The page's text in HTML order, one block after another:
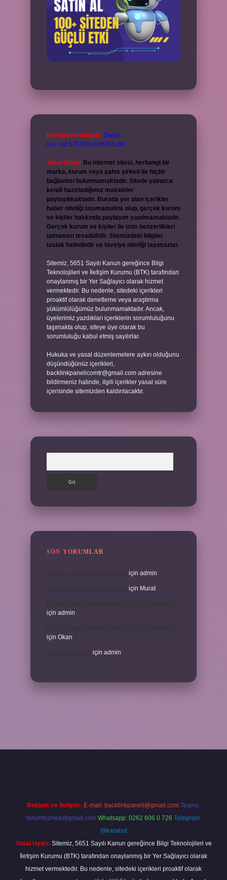
Reklam ve İletişim: Skype:
live:.cid.575569c608265c69
Yasal Uyarı: Bu internet sitesi, herhangi bir
marka, kurum veya şahıs şirketi ile hiçbir
bağlantısı bulunmamaktadır. Sitede yalnızca
kendi hazırladığımız makaleler
paylaşılmaktadır. Burada yer alan içerikler
haber niteliği taşımamakta olup, gerçek kurum
ve kişiler hakkında paylaşım yapılmamaktadır.
Gerçek kurum ve kişiler ile isim benzerlikleri
tamamen tesadüfidir. Sitemizdeki bilgiler
taslak halindedir ve tavsiye niteliği taşımazlar.
Sitemiz, 5651 Sayılı Kanun gereğince Bilgi
Teknolojileri ve İletişim Kurumu (BTK) tarafından
onaylanmış bir Yer Sağlayıcı olarak hizmet
vermektedir. Bu nedenle, sitedeki içerikleri
proaktif olarak denetleme veya araştırma
yükümlülüğümüz bulunmamaktadır. Ancak,
üyelerimiz yazdıkları içeriklerin sorumluluğunu
taşımakta olup, siteye üye olarak bu
sorumluluğu kabul etmiş sayılırlar.
Hukuka ve yasal düzenlemelere aykırı olduğunu
düşündüğünüz içerikleri,
backlinkpanelicomtr@gmail.com adresine
bildirmeniz halinde, ilgili içerikler yasal süre
içerisinde sitemizden kaldırılacaktır.
SON YORUMLAR
için admin
için Murat
için admin
için Okan
için admin
Reklam ve İletişim: E-mail: backlinkpaneli@gmail.com Teams:
forumhizmeti@gmail.com Whatsapp: 0262 606 0 726 Telegram:
@karabul
Yasal Uyarı: Sitemiz, 5651 Sayılı Kanun gereğince Bilgi Teknolojileri ve
İletişim Kurumu (BTK) tarafından onaylanmış bir Yer Sağlayıcı olarak
hizmet vermektedir. Bu nedenle, sitedeki içerikleri proaktif olarak